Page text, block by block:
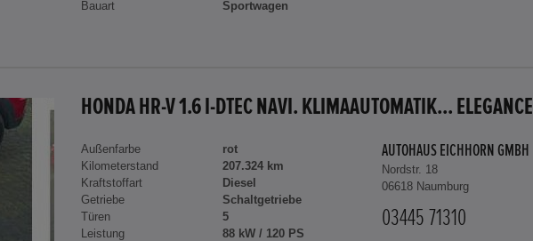
Bauart
Sportwagen
HONDA HR-V 1.6 I-DTEC NAVI. KLIMAAUTOMATIK... ELEGANCE
Außenfarbe
rot
Kilometerstand
207.324 km
Kraftstoffart
Diesel
Getriebe
Schaltgetriebe
Türen
5
Leistung
88 kW / 120 PS
AUTOHAUS EICHHORN GMBH
Nordstr. 18
06618 Naumburg
03445 71310